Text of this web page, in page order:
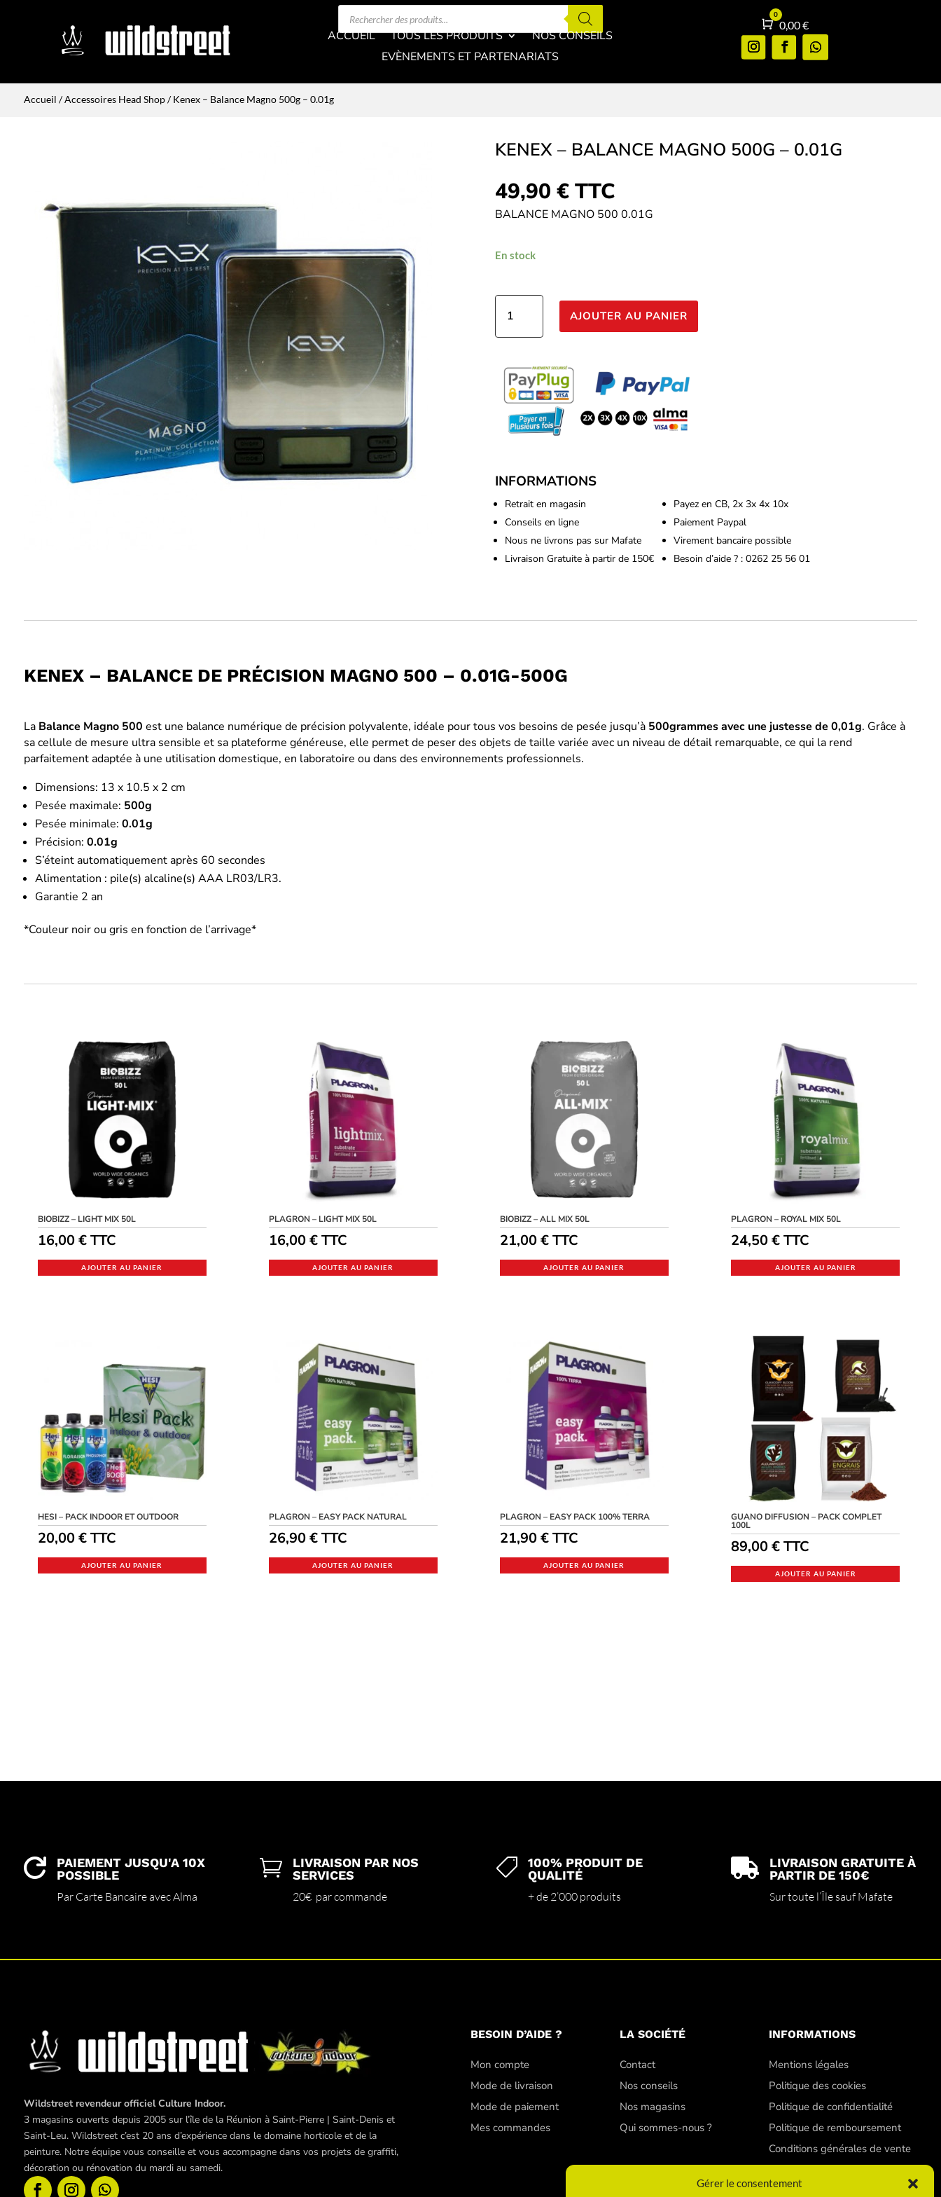
Gérer le consentement
Recherche
Panier
0
0,00€
ACCUEIL TOUS LES PRODUITS
NOS CONSEILS
EVÈNEMENTS ET PARTENARIATS
Accueil /Accessoires Head Shop/ Kenex – Balance Magno 500g – 0.01g
KENEX – BALANCE MAGNO 500G – 0.01G
49,90€TTC
BALANCE MAGNO 500 0.01G
En stock
quantité
Kenex
Balance
Magno
500g
0.01g
AJOUTER AU PANIER
INFORMATIONS
Retrait en magasin
Conseils en ligne
Nous ne livrons pas sur Mafate
Livraison Gratuite à partir de 150€
Payez en CB, 2x 3x 4x 10x
Paiement Paypal
Virement bancaire possible
Besoin d’aide ? : 0262 25 56 01
KENEX – BALANCE DE PRÉCISION MAGNO 500 – 0.01G-500G
La Balance Magno 500 est une balance numérique de précision polyvalente, idéale pour tous vos besoins de pesée jusqu’à 500grammes avec une justesse de 0,01g. Grâce à
sa cellule de mesure ultra sensible et sa plateforme généreuse, elle permet de peser des objets de taille variée avec un niveau de détail remarquable, ce qui la rend
parfaitement adaptée à une utilisation domestique, en laboratoire ou dans des environnements professionnels.
Dimensions: 13 x 10.5 x 2 cm
Pesée maximale: 500g
Pesée minimale: 0.01g
Précision: 0.01g
S’éteint automatiquement après 60 secondes
Alimentation : pile(s) alcaline(s) AAA LR03/LR3.
Garantie 2 an
*Couleur noir ou gris en fonction de l’arrivage*
BIOBIZZ – LIGHT MIX 50L
16,00€ TTC
AJOUTER AU PANIER
PLAGRON – LIGHT MIX 50L
16,00€TTC
AJOUTER AU PANIER
BIOBIZZ – ALL MIX 50L
21,00€TTC
AJOUTER AU PANIER
PLAGRON – ROYAL MIX 50L
24,50€TTC
AJOUTER AU PANIER
HESI – PACK INDOOR ET OUTDOOR
20,00€ TTC
AJOUTER AU PANIER
PLAGRON – EASY PACK NATURAL
26,90€TTC
AJOUTER AU PANIER
PLAGRON – EASY PACK 100% TERRA
21,90€TTC
AJOUTER AU PANIER
GUANO DIFFUSION – PACK COMPLET
100L
89,00€TTC
AJOUTER AU PANIER

PAIEMENT JUSQU'A 10X
POSSIBLE
Par Carte Bancaire avec Alma

LIVRAISON PAR NOS
SERVICES
20€ par commande

100% PRODUIT DE
QUALITÉ
+ de 2’000 produits

LIVRAISON GRATUITE À
PARTIR DE 150€
Sur toute l’Île sauf Mafate
Wildstreet revendeur officiel Culture Indoor.
3 magasins ouverts depuis 2005 sur l’île de la Réunion à Saint-Pierre | Saint-Denis et
Saint-Leu. Wildstreet c’est 20 ans d’expérience dans le domaine horticole et de la
peinture. Notre équipe vous conseille et vous accompagne dans vos projets de graffiti,
décoration ou rénovation du mardi au samedi.
BESOIN D’AIDE ?
Mon compte
Mode de livraison
Mode de paiement
Mes commandes
LA SOCIÉTÉ
Contact
Nos conseils
Nos magasins
Qui sommes-nous ?
INFORMATIONS
Mentions légales
Politique des cookies
Politique de confidentialité
Politique de remboursement
Conditions générales de vente